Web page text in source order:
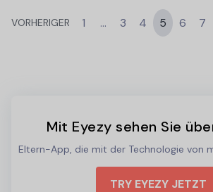
VORHERIGER 1 ... 3 4 5 6 7
Mit Eyezy sehen Sie
Eltern-App, die mit der Technologie von
TRY EYEZY JETZT